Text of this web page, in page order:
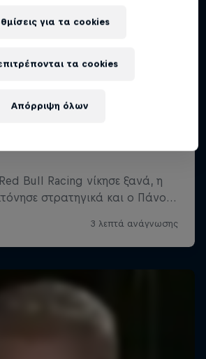
για τα cookies
Απόρριψη όλων
τα cookies